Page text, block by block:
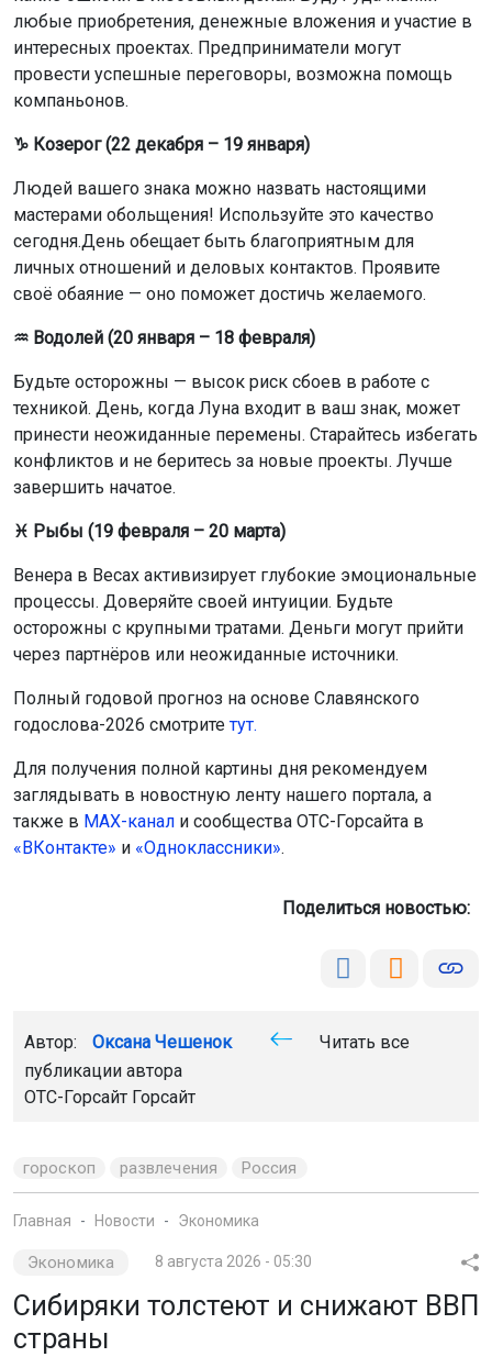
любые приобретения, денежные вложения и участие в
интересных проектах. Предприниматели могут
провести успешные переговоры, возможна помощь
компаньонов.
♑ Козерог (22 декабря – 19 января)
Людей вашего знака можно назвать настоящими
мастерами обольщения! Используйте это качество
сегодня.День обещает быть благоприятным для
личных отношений и деловых контактов. Проявите
своё обаяние — оно поможет достичь желаемого.
♒ Водолей (20 января – 18 февраля)
Будьте осторожны — высок риск сбоев в работе с
техникой. День, когда Луна входит в ваш знак, может
принести неожиданные перемены. Старайтесь избегать
конфликтов и не беритесь за новые проекты. Лучше
завершить начатое.
♓ Рыбы (19 февраля – 20 марта)
Венера в Весах активизирует глубокие эмоциональные
процессы. Доверяйте своей интуиции. Будьте
осторожны с крупными тратами. Деньги могут прийти
через партнёров или неожиданные источники.
Полный годовой прогноз на основе Славянского
годослова-2026 смотритетут.
Для получения полной картины дня рекомендуем
заглядывать в новостную ленту нашего портала, а
также в МАХ-канал и сообщества ОТС-Горсайта в
«ВКонтакте» и «Одноклассники».
Поделиться новостью:
Автор: Оксана Чешенок
Читать все
публикации автора
ОТС-Горсайт Горсайт
гороскоп развлечения Россия
Главная Новости Экономика
Экономика 8 августа 2026 - 05:30
Сибиряки толстеют и снижают ВВП
страны